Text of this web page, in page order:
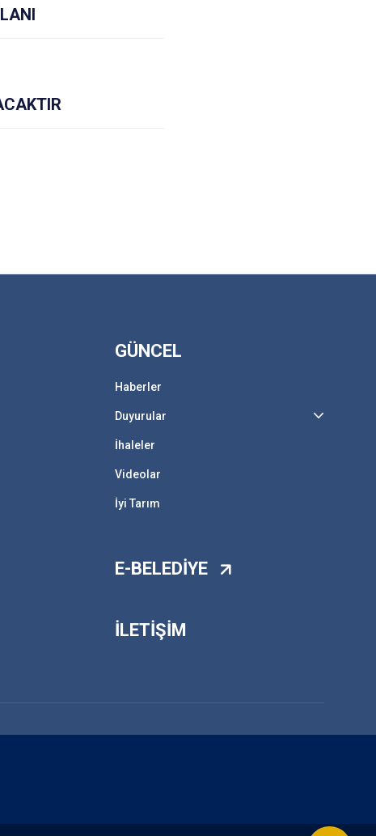
GÜNCEL
Haberler
Duyurular
İhaleler
Videolar
İyi Tarım
E-BELEDİYE
İLETİŞİM